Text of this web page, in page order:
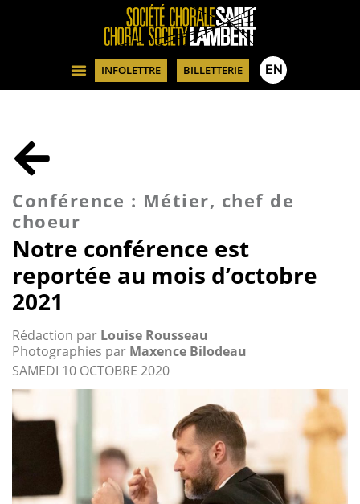
INFOLETTRE BILLETTERIE EN
Conférence : Métier, chef de
choeur
Notre conférence est
reportée au mois d’octobre
2021
Rédaction par Louise Rousseau
Photographies par Maxence Bilodeau
SAMEDI 10 OCTOBRE 2020